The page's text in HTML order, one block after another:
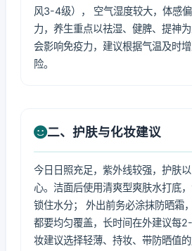
风3-4级）， 空气湿度较大，体感
力，养生重点以祛湿、健脾、提神
会影响免疫力，建议根据气温及时
险。
二、护肤与化妆建议
今日日照充足，紫外线较强，护肤
心。洁面后使用清爽型爽肤水打底
锁住水分； 外出前务必涂抹防晒霜
都要均匀覆盖，长时间在外建议每
妆建议选择轻薄、持妆、带防晒值